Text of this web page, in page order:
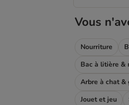
Vous
Nourriture
Arbre à chat
Jouet et jeu